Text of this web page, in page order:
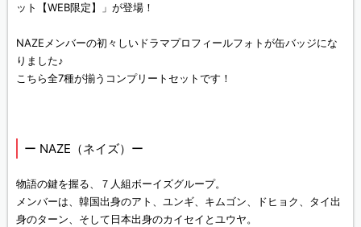
ット【WEB限定】」が登場！
NAZEメンバーの初々しいドラマプロフィールフォトが缶バッジにな
りました♪
こちら全7種が揃うコンプリートセットです！
ー NAZE（ネイズ）ー
物語の鍵を握る、７人組ボーイズグループ。
メンバーは、韓国出身のアト、ユンギ、キムゴン、ドヒョク、タイ出
身のターン、そして日本出身のカイセイとユウヤ。